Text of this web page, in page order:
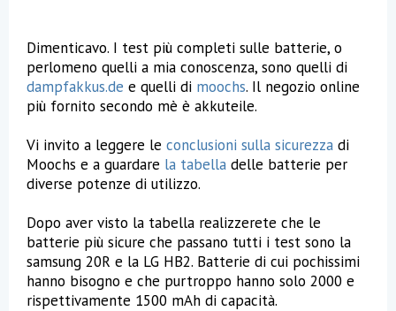
Dimenticavo. I test più completi sulle batterie, o
perlomeno quelli a mia conoscenza, sono quelli di
dampfakkus.de e quelli di moochs. Il negozio online
più fornito secondo mè è akkuteile.
Vi invito a leggere le conclusioni sulla sicurezza di
Moochs e a guardare la tabella delle batterie per
diverse potenze di utilizzo.
Dopo aver visto la tabella realizzerete che le
batterie più sicure che passano tutti i test sono la
samsung 20R e la LG HB2. Batterie di cui pochissimi
hanno bisogno e che purtroppo hanno solo 2000 e
rispettivamente 1500 mAh di capacità.